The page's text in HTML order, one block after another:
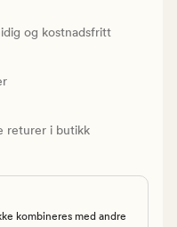
og kostnadsfritt
returer i butikk
kombineres med andre